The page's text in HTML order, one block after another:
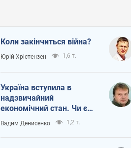
Коли закінчиться війна?
Юрій Хрістензен 1,6 т.
Україна вступила в
надзвичайний
економічний стан. Чи є
світло вкінці тунелю?
Вадим Денисенко 1,2 т.